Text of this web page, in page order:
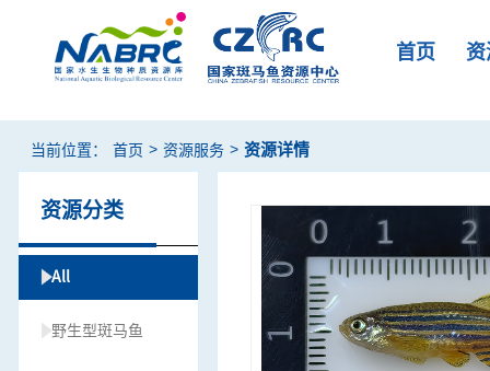
首页
当前位置： 首页 > 资源服务 > 资源详情
资源分类
All
野生型斑马鱼